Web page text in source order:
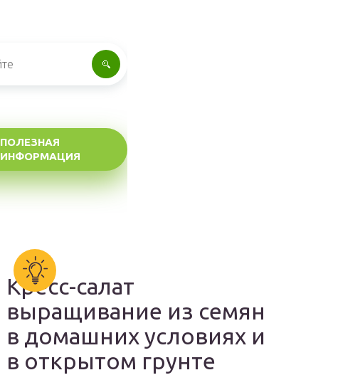
ПОЛЕЗНАЯ
ИНФОРМАЦИЯ
Кресс-салат
выращивание из семян
в домашних условиях и
в открытом грунте